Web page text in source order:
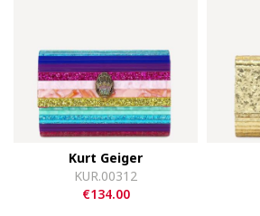
Kurt Geiger
KUR.00312
€134.00